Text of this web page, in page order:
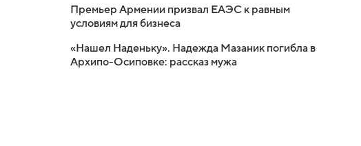
Премьер Армении призвал ЕАЭС к равным
условиям для бизнеса
«Нашел Наденьку». Надежда Мазаник погибла в
Архипо-Осиповке: рассказ мужа